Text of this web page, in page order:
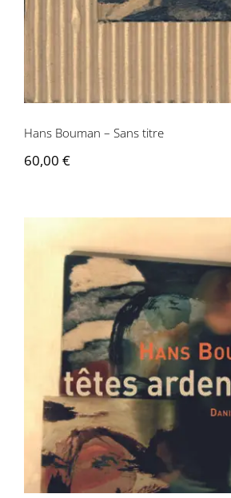
Hans Bouman – Sans titre
60,00 €
Hans Bouman – Têtes